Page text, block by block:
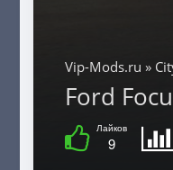
Vip-Mods.ru »
Ford
Лайков
9